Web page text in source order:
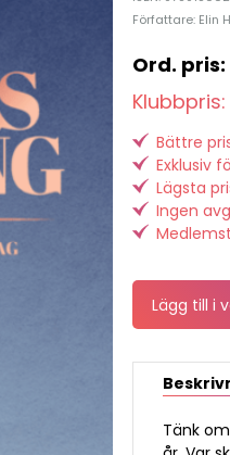
Författare: Elin
Klubbpris:
Bättre
Exklusiv
Lägsta
Ingen
Lägg till i
Tänk